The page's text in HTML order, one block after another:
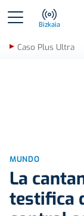
Bizkaia
Caso Plus Ultra
MUNDO
La
testifica